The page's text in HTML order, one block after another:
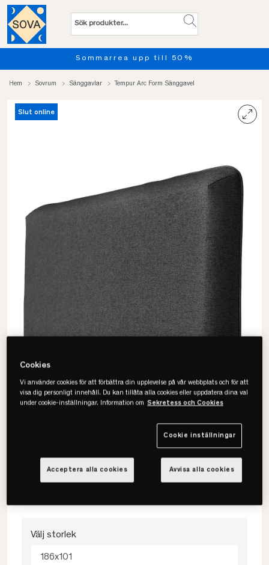
Sommarrea upp till 50%
Hem Sovrum Sänggavlar Tempur Arc Form Sänggavel
Slut online
• Tidlös & elegant
• Rektangulär form
Välj storlek
186x101
Cookies
Vi använder cookies för att förbättra din upplevelse på vår webbplats och för att
visa dig personligt innehåll. Du kan tillåta alla cookies eller uppdatera dina val
under cookie-inställningar. Information om Sekretess och Cookies
Cookie inställningar
Avvisa alla cookies
Acceptera alla cookies